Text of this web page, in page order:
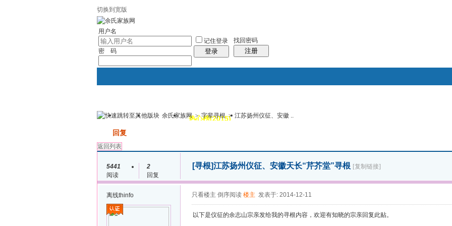
切换到宽版
用户名
密 码
记住登录
登录
找回密码
注册
我的 讨论区 热心榜(2015) 风采堂
余氏家族网 > 字辈寻根 > 江苏扬州仪征、安徽 ..
回复
返回列表
5441
阅读
2
回复
[寻根]江苏扬州仪征、安徽天长“芹芥堂”寻根 [复制链接]
离线thinfo 只看楼主 倒序阅读 楼主 发表于: 2014-12-11
以下是仪征的余志山宗亲发给我的寻根内容，欢迎有知晓的宗亲回复此贴。